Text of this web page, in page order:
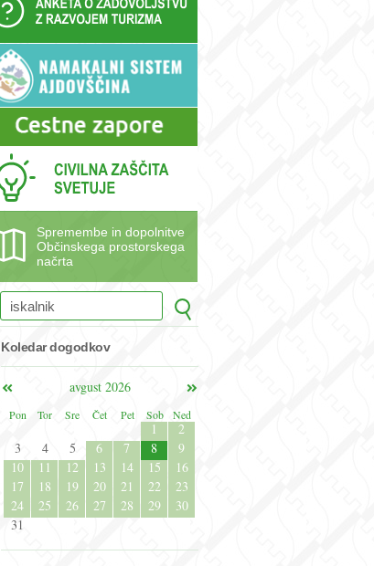
Spremembe in dopolnitve
Občinskega prostorskega
načrta
Koledar dogodkov
avgust 2026
Pon
Tor Sre Čet Pet Sob Ned
1
2
3
4 5 6 7 8
9
10
11 12 13 14 15
16
17
18 19 20 21 22
23
24
25 26 27 28 29
30
31